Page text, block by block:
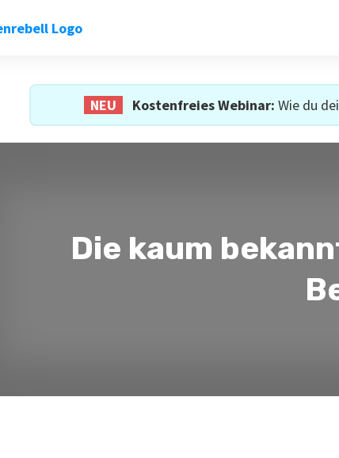
NEU Kostenfreies Webinar: Wie du
Die kaum